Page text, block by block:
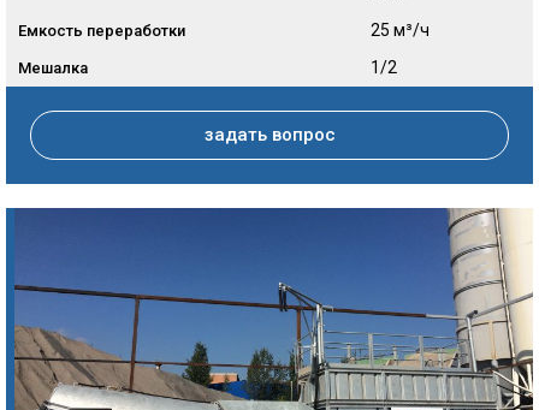
Емкость переработки 25 м³/ч
Мешалка 1/2
задать вопрос